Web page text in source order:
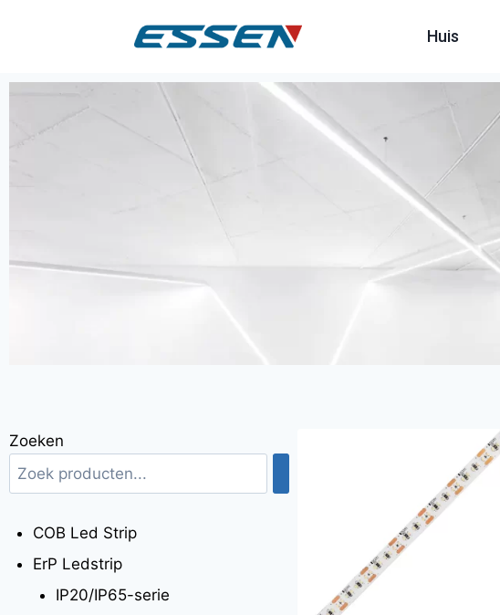
Huis
Zoeken
COB Led Strip
ErP Ledstrip
IP20/IP65-serie